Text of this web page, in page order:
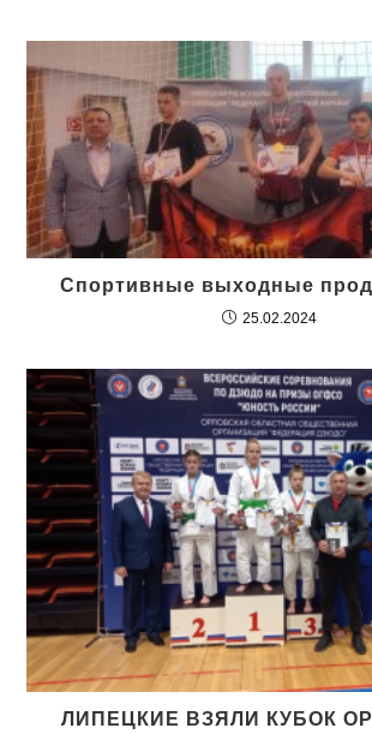
Спортивные выходные
25.02.2024
ЛИПЕЦКИЕ ВЗЯЛИ КУБОК